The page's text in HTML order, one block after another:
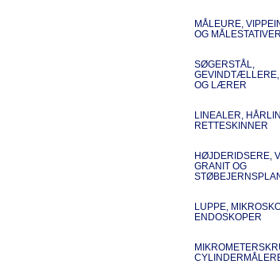
MÅLEURE,
OG MÅLESTATIVER
SØGERSTÅL,
GEVINDTÆLLERE,
OG LÆRER
LINEALER,
RETTESKINNER
HØJDERIDSERE,
GRANIT OG
LUPPE,
ENDOSKOPER